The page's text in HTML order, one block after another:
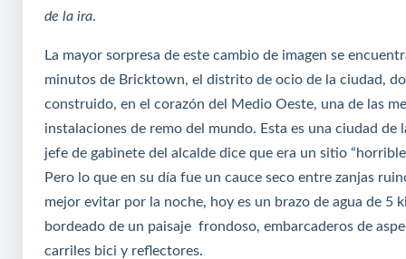
de la ira.
La mayor sorpresa de este cambio de imagen se
minutos de Bricktown, el distrito de ocio de la ciudad,
construido, en el corazón del Medio Oeste, una de las
instalaciones de remo del mundo. Esta es una ciudad de
jefe de gabinete del alcalde dice que era un sitio
Pero lo que en su día fue un cauce seco entre zanjas
mejor evitar por la noche, hoy es un brazo de agua de 5
bordeado de un paisaje frondoso, embarcaderos de
carriles bici y reflectores.